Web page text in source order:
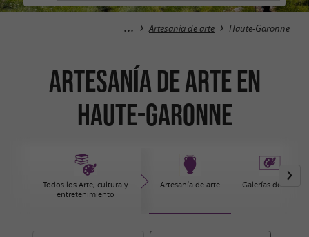
Artesanía de arte Haute-Garonne
Artesanía de arte en
Haute-Garonne
Todos los Arte, cultura y
entretenimiento
Artesanía de arte Galerías de arte